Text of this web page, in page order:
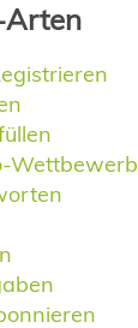
Arten
Wettbewerb